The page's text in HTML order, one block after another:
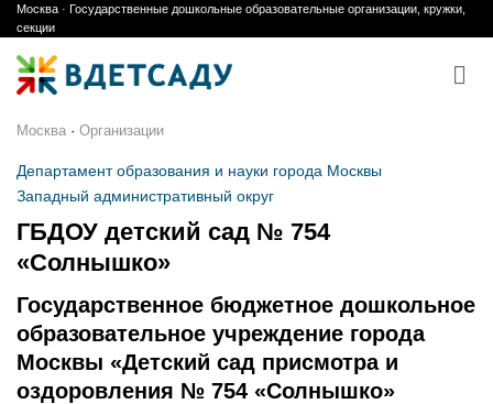
Skip
to
content
Москва · Государственные дошкольные образовательные организации, кружки,
секции
Москва · Организации
Департамент образования и науки города Москвы
Западный административный округ
ГБДОУ детский сад № 754
«Солнышко»
Государственное бюджетное дошкольное
образовательное учреждение города
Москвы «Детский сад присмотра и
оздоровления № 754 «Солнышко»